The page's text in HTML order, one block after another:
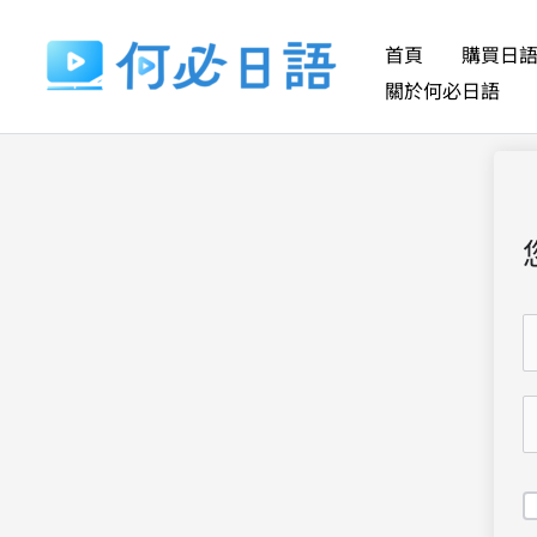
要
首頁 購買日
關於何必日語